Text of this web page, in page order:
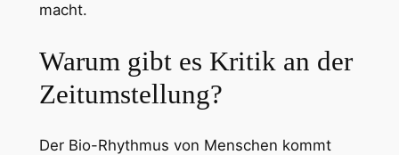
macht.
Warum gibt es Kritik an der
Zeitumstellung?
Der Bio-Rhythmus von Menschen kommt